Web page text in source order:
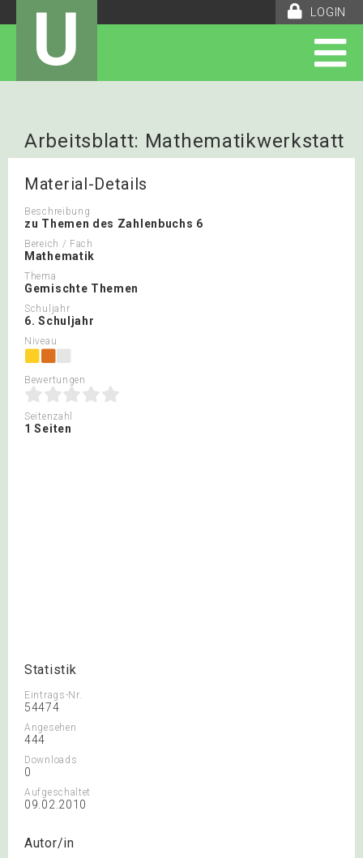
LOGIN
U
Arbeitsblatt: Mathematikwerkstatt
Material-Details
Beschreibung
zu Themen des Zahlenbuchs 6
Bereich / Fach
Mathematik
Thema
Gemischte Themen
Schuljahr
6. Schuljahr
Niveau
Bewertungen
Seitenzahl
1 Seiten
Statistik
Eintrags-Nr.
54474
Angesehen
444
Downloads
0
Aufgeschaltet
09.02.2010
Autor/in